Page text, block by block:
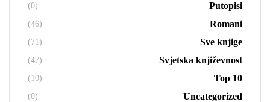
Putopisi
(0)
Romani
(46)
Sve knjige
(71)
Svjetska književnost
(47)
Top 10
(10)
Uncategorized
(0)